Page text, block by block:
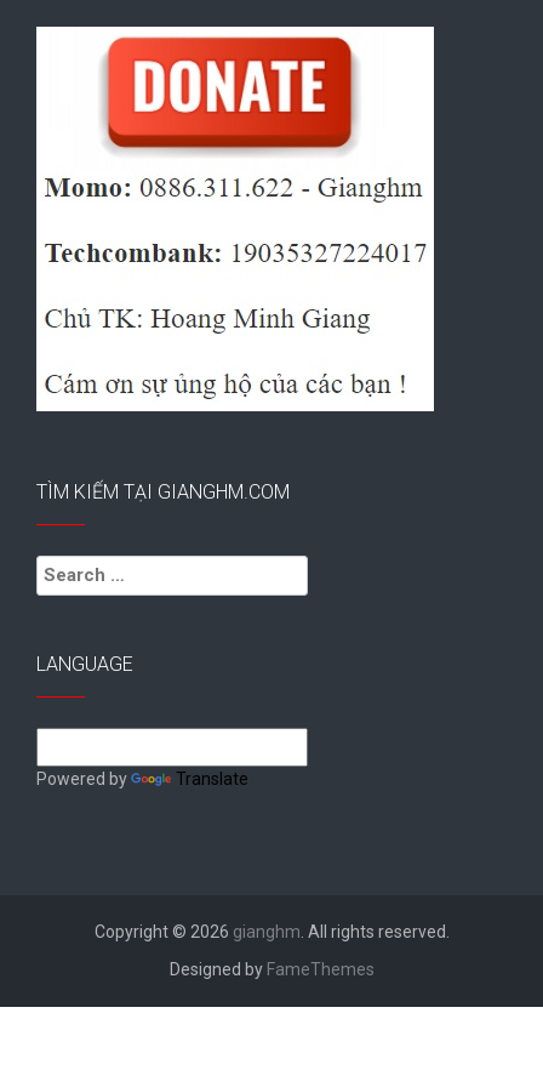
TÌM KIẾM TẠI GIANGHM.COM
Search
for:
LANGUAGE
Powered by Translate
Copyright © 2026 gianghm. All rights reserved.
Designed by FameThemes